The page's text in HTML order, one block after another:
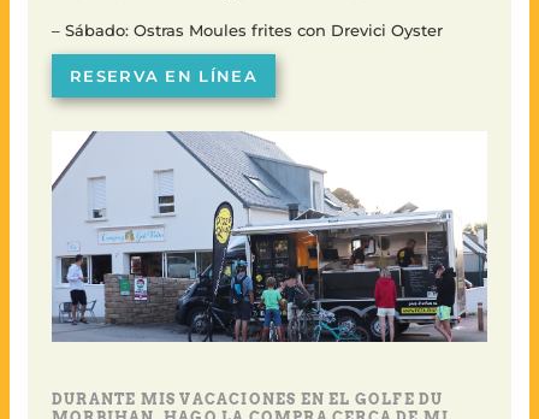
– Sábado: Ostras Moules frites con Drevici Oyster
RESERVA EN LÍNEA
DURANTE MIS VACACIONES EN EL GOLFE DU